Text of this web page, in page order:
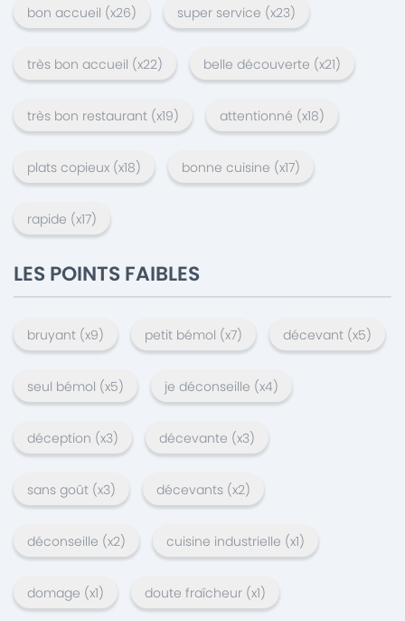
bon accueil (x26) super service (x23)
très bon accueil (x22) belle découverte (x21)
très bon restaurant (x19) attentionné (x18)
plats copieux (x18) bonne cuisine (x17)
rapide (x17)
LES POINTS FAIBLES
bruyant (x9) petit bémol (x7) décevant (x5)
seul bémol (x5) je déconseille (x4)
déception (x3) décevante (x3)
sans goût (x3) décevants (x2)
déconseille (x2) cuisine industrielle (x1)
domage (x1) doute fraîcheur (x1)